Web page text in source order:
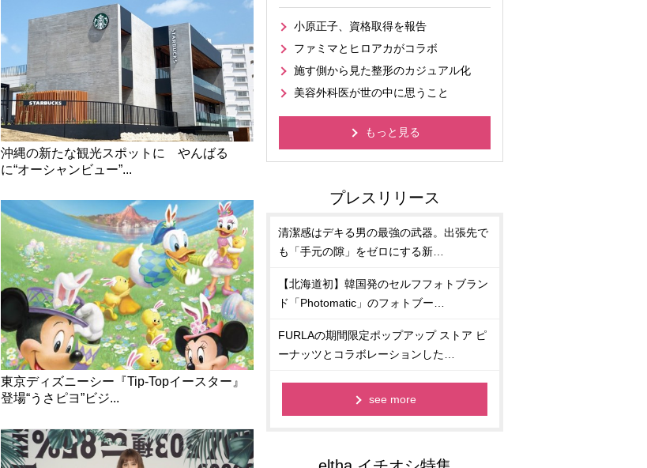
沖縄の新たな観光スポットに やんばる
に“オーシャンビュー”...
東京ディズニーシー『Tip-Topイースター』
登場“うさピヨ”ビジ...
小原正子、資格取得を報告
ファミマとヒロアカがコラボ
施す側から見た整形のカジュアル化
美容外科医が世の中に思うこと
もっと見る
清潔感はデキる男の最強の武器。出張先で
も「手元の隙」をゼロにする新…
【北海道初】韓国発のセルフフォトブラン
ド「Photomatic」のフォトブー…
FURLAの期間限定ポップアップ ストア ピ
ーナッツとコラボレーションした…
see more